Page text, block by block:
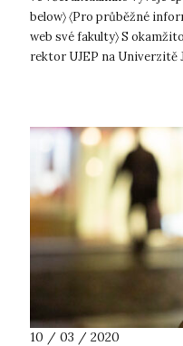
below〉 〈Pro průběžné
web své fakulty〉 S
rektor UJEP na Univerzitě
10 / 03 / 2020